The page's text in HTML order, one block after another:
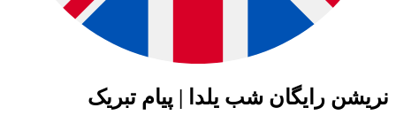
رایگان شب یلدا | پیام تبریک